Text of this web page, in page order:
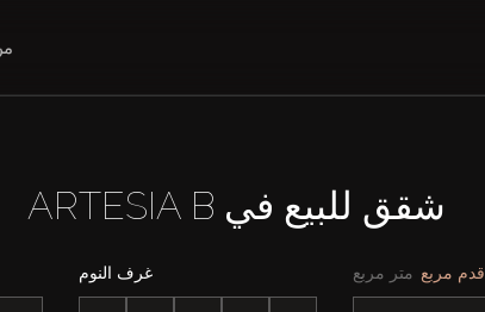
شقق للبيع في ARTESIA B
غرف النوم متر مربع قدم مربع